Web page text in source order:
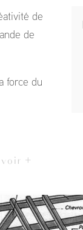
de
de
force du
+